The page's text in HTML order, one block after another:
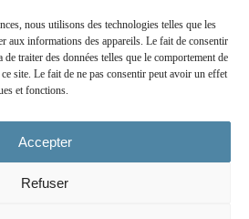
nous utilisons des technologies telles que les
aux informations des appareils. Le fait de consentir
de traiter des données telles que le comportement de
site. Le fait de ne pas consentir peut avoir un effet
et fonctions.
Accepter
Refuser